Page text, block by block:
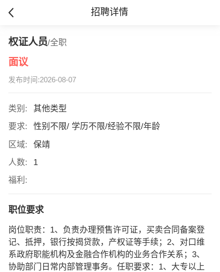
招聘详情
权证人员/全职
面议
发布时间:2026-08-07
类别:
其他类型
要求:
性别不限/ 学历不限/经验不限/年龄
区域:
保靖
人数:
1
福利:
职位要求
岗位职责：1、负责办理预售许可证，买卖合同备案登
记、抵押，银行按揭贷款，产权证等手续；2、对口维
系政府职能机构及金融合作机构的业务合作关系；3、
协助部门日常内部管理事务。任职要求：1、大专以上